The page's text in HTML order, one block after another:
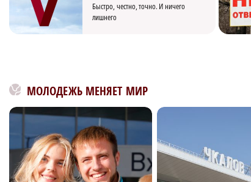
Быстро, честно, точно. И ничего
лишнего
МОЛОДЕЖЬ МЕНЯЕТ МИР